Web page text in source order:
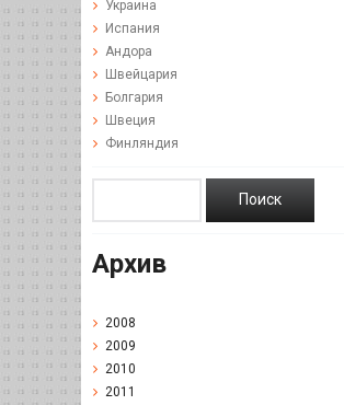
Украина
Испания
Андора
Швейцария
Болгария
Швеция
Финляндия
Архив
2008
2009
2010
2011